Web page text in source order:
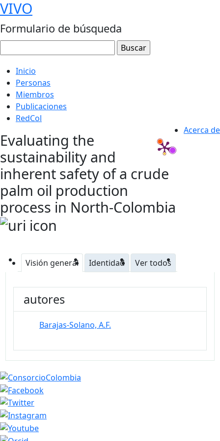
VIVO
Formulario de búsqueda
Inicio
Personas
Miembros
Publicaciones
RedCol
Acerca de
Evaluating the
sustainability and
inherent safety of a crude
palm oil production
process in North-Colombia
Visión general Identidad Ver todos
autores
Barajas-Solano, A.F.